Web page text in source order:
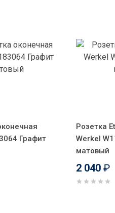
Графит
Розетка
Werkel
матовый
2 040 ₽